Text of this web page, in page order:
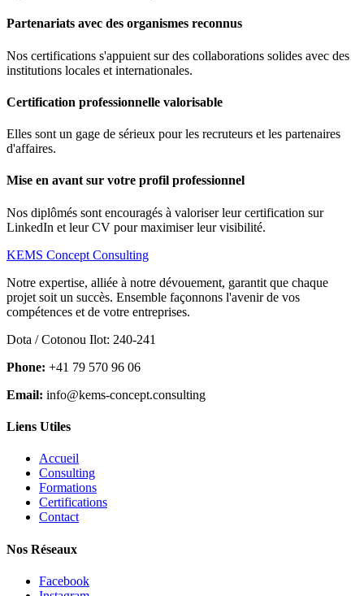
Partenariats avec des organismes reconnus
Nos certifications s'appuient sur des collaborations solides avec des
institutions locales et internationales.
Certification professionnelle valorisable
Elles sont un gage de sérieux pour les recruteurs et les partenaires
d'affaires.
Mise en avant sur votre profil professionnel
Nos diplômés sont encouragés à valoriser leur certification sur
LinkedIn et leur CV pour maximiser leur visibilité.
KEMS Concept Consulting
Notre expertise, alliée à notre dévouement, garantit que chaque
projet soit un succès. Ensemble façonnons l'avenir de vos
compétences et de votre entreprises.
Dota / Cotonou Ilot: 240-241
Phone: +41 79 570 96 06
Email: info@kems-concept.consulting
Liens Utiles
Accueil
Consulting
Formations
Certifications
Contact
Nos Réseaux
Facebook